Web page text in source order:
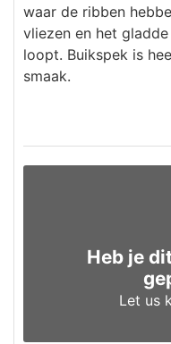
waar de ribben
vliezen en het
loopt. Buikspek is
smaak.
Heb je
Let us